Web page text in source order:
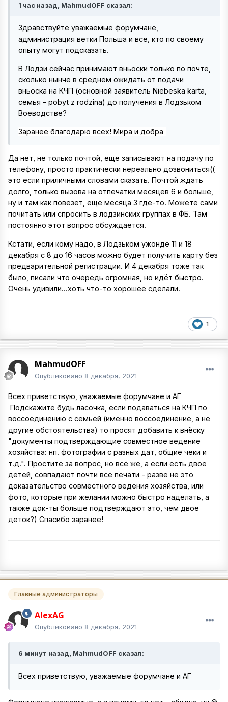
1 час назад, MahmudOFF сказал:
Здравствуйте уважаемые форумчане,
администрация ветки Польша и все, кто по своему
опыту могут подсказать.
В Лодзи сейчас принимают вньоски только по почте,
сколько нынче в среднем ожидать от подачи
вньоска на КЧП (основной заявитель Niebeska karta,
семья - pobyt z rodzina) до получения в Лодзьком
Воеводстве?
Заранее благодарю всех! Мира и добра
Да нет, не только почтой, еще записывают на подачу по
телефону, просто практически нереально дозвониться((
это если приличными словами сказать. Почтой ждать
долго, только вызова на отпечатки месяцев 6 и больше,
ну и там как повезет, еще месяца 3 где-то. Можете сами
почитать или спросить в лодзинских группах в ФБ. Там
постоянно этот вопрос обсуждается.
Кстати, если кому надо, в Лодзьком ужонде 11 и 18
декабря с 8 до 16 часов можно будет получить карту без
предварительной регистрации. И 4 декабря тоже так
было, писали что очередь огромная, но идёт быстро.
Очень удивили...хоть что-то хорошее сделали.
1
MahmudOFF
Опубликовано 8 декабря, 2021
Всех приветствую, уважаемые форумчане и АГ
Подскажите будь ласочка, если подаваться на КЧП по
воссоединению с семьёй (именно воссоединение, а не
другие обстоятельства) то просят добавить к внёску
"документы подтверждающие совместное ведение
хозяйства: нп. фотографии с разных дат, общие чеки и
т.д.". Простите за вопрос, но всё же, а если есть двое
детей, совпадают почти все печати - разве не это
доказательство совместного ведения хозяйства, или
фото, которые при желании можно быстро наделать, а
также док-ты больше подтверждают это, чем двое
деток?) Спасибо заранее!
Главные администраторы
AlexAG
Опубликовано 8 декабря, 2021
6 минут назад, MahmudOFF сказал:
Всех приветствую, уважаемые форумчане и АГ